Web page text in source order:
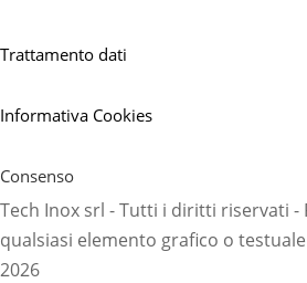
Trattamento dati
Informativa Cookies
Consenso
Tech Inox srl - Tutti i diritti riservati -
qualsiasi elemento grafico o
2026